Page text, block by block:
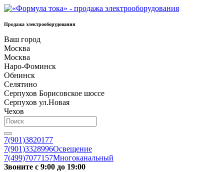
Продажа электрооборудования
Ваш город
Москва
Москва
Наро-Фоминск
Обнинск
Селятино
Серпухов Борисовское шоссе
Серпухов ул.Новая
Чехов
7(901)3820177
7(901)3328996Освещение
7(499)7077157Многоканальный
Звоните с 9:00 до 19:00